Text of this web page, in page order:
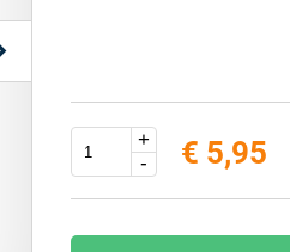
+
-
€ 5,95